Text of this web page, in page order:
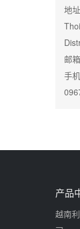
地
邮
手机
产品
越南